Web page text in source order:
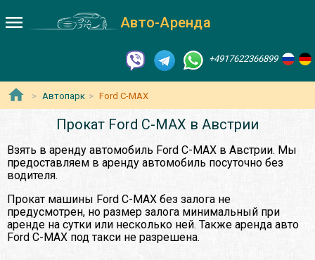
Авто-Аренда
+4917622366899
Автопарк Ford C-MAX
Прокат Ford C-MAX в Австрии
Взять в аренду автомобиль Ford C-MAX в Австрии. Мы
предоставляем в аренду автомобиль посуточно без
водителя.
Прокат машины Ford C-MAX без залога не
предусмотрен, но размер залога минимальный при
аренде на сутки или несколько ней. Также аренда авто
Ford C-MAX под такси не разрешена.